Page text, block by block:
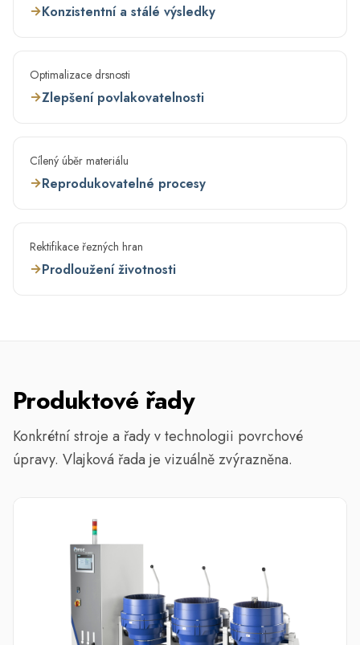
→Konzistentní a stálé výsledky
Optimalizace drsnosti
→Zlepšení povlakovatelnosti
Cílený úběr materiálu
→Reprodukovatelné procesy
Rektifikace řezných hran
→Prodloužení životnosti
Produktové řady
Konkrétní stroje a řady v technologii povrchové
úpravy. Vlajková řada je vizuálně zvýrazněna.